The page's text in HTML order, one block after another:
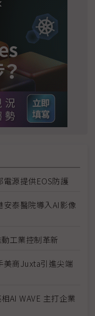
源提供EOS防護
泰醫院導入AI影像
工業控制革新
美商Juxta引進尖端
AI WAVE 主打企業